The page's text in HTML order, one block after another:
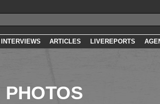
INTERVIEWS ARTICLES LIVEREPORTS
PHOTOS